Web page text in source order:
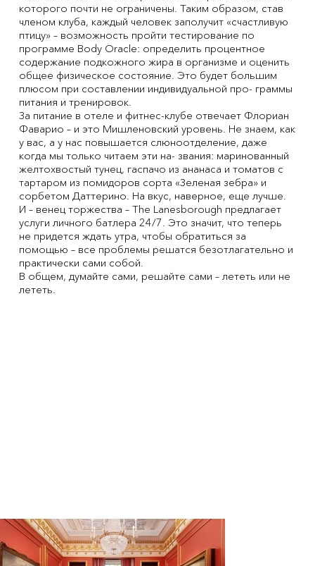
которого почти не ограничены. Таким образом, став
членом клуба, каждый человек заполучит «счастливую
птицу» – возможность пройти тестирование по
программе Body Oracle: определить процентное
содержание подкожного жира в организме и оценить
общее физическое состояние. Это будет большим
плюсом при составлении индивидуальной про- граммы
питания и тренировок.
За питание в отеле и фитнес-клубе отвечает Флориан
Фаварио – и это Мишленовский уровень. Не знаем, как
у вас, а у нас повышается слюноотделение, даже
когда мы только читаем эти на- звания: маринованный
желтохвостый тунец, гаспачо из ананаса и томатов c
тартаром из помидоров сорта «Зеленая зебра» и
сорбетом Даттерино. На вкус, наверное, еще лучше.
И – венец торжества – The Lanesborough предлагает
услуги личного батлера 24/7. Это значит, что теперь
не придется ждать утра, чтобы обратиться за
помощью – все проблемы решатся безотлагательно и
практически сами собой.
В общем, думайте сами, решайте сами – лететь или не
лететь.